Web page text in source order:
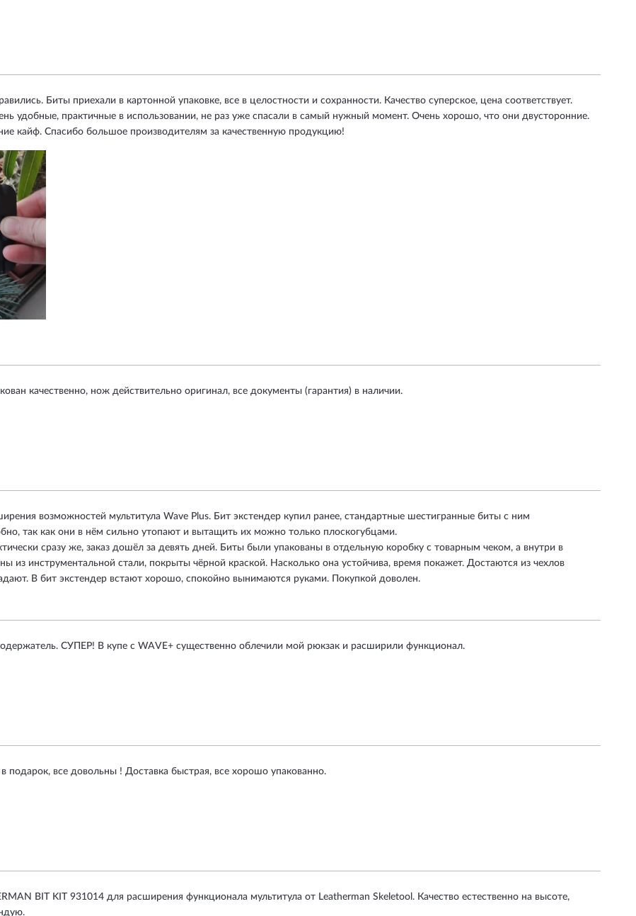
Биты приехали в картонной упаковке, все в целостности и сохранности. Качество суперское, цена соответствует.
удобные, практичные в использовании, не раз уже спасали в самый нужный момент. Очень хорошо, что они двусторонние.
кайф. Спасибо большое производителям за качественную продукцию!
качественно, нож действительно оригинал, все документы (гарантия) в наличии.
возможностей мультитула Wave Plus. Бит экстендер купил ранее, стандартные шестигранные биты с ним
так как они в нём сильно утопают и вытащить их можно только плоскогубцами.
сразу же, заказ дошёл за девять дней. Биты были упакованы в отдельную коробку с товарным чеком, а внутри в
из инструментальной стали, покрыты чёрной краской. Насколько она устойчива, время покажет. Достаются из чехлов
В бит экстендер встают хорошо, спокойно вынимаются руками. Покупкой доволен.
СУПЕР! В купе с WAVE+ существенно облечили мой рюкзак и расширили функционал.
подарок, все довольны ! Доставка быстрая, все хорошо упакованно.
BIT KIT 931014 для расширения функционала мультитула от Leatherman Skeletool. Качество естественно на высоте,